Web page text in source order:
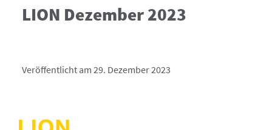
LION Dezember 2023
Veröffentlicht am 29. Dezember 2023